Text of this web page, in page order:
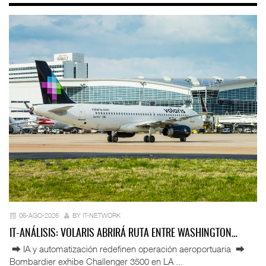
06-AGO-2026 BY IT-NETWORK
IT-ANÁLISIS: VOLARIS ABRIRÁ RUTA ENTRE WASHINGTON…
⮕ IA y automatización redefinen operación aeroportuaria ⮕
Bombardier exhibe Challenger 3500 en LA ...